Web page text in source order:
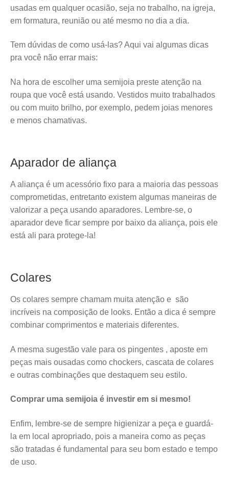
usadas em qualquer ocasião, seja no trabalho, na igreja,
em formatura, reunião ou até mesmo no dia a dia.
Tem dúvidas de como usá-las? Aqui vai algumas dicas
pra você não errar mais:
Na hora de escolher uma semijoia preste atenção na
roupa que você está usando. Vestidos muito trabalhados
ou com muito brilho, por exemplo, pedem joias menores
e menos chamativas.
Aparador de aliança
A aliança é um acessório fixo para a maioria das pessoas
comprometidas, entretanto existem algumas maneiras de
valorizar a peça usando aparadores. Lembre-se, o
aparador deve ficar sempre por baixo da aliança, pois ele
está ali para protege-la!
Colares
Os colares sempre chamam muita atenção e são
incríveis na composição de looks. Então a dica é sempre
combinar comprimentos e materiais diferentes.
A mesma sugestão vale para os pingentes , aposte em
peças mais ousadas como chockers, cascata de colares
e outras combinações que destaquem seu estilo.
Comprar uma semijoia é investir em si mesmo!
Enfim, lembre-se de sempre higienizar a peça e guardá-
la em local apropriado, pois a maneira como as peças
são tratadas é fundamental para seu bom estado e tempo
de uso.